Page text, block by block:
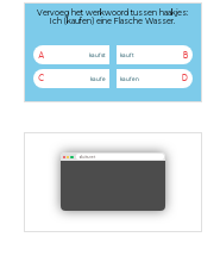
Vervoeg het werkwoord tussen haakjes:
Ich (kaufen) eine Flasche Wasser.
A kaufst B
kauft
C kaufe D
kaufen
duits.net